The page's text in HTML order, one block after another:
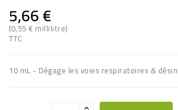
5,66 €
(0,55 € millilitre)
TTC
10 mL - Dégage les voies respiratoires &